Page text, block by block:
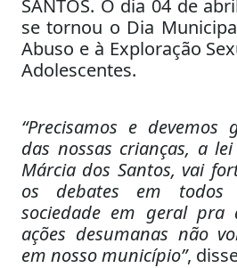
SANTOS. O dia 04 de
se tornou o Dia
Abuso e à Exploração
Adolescentes.
“Precisamos e
das nossas crianças, a
Márcia dos Santos, vai
os debates em
sociedade em geral
ações desumanas não
em nosso município”,